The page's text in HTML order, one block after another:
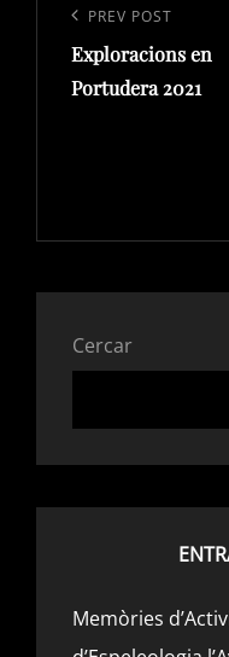
d'entrades
Previous
Post
PREV POST
Exploracions en
Portudera 2021
Cercar
Memòries